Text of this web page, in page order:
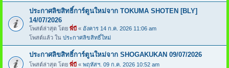
ประกาศลิขสิทธิ์การ์ตูนใหม่จาก TOKUMA SHOTEN [BLY]
14/07/2026
โพสต์ล่าสุด โดย พี่บี « อังคาร 14 ก.ค. 2026 11:06 am
โพสต์แล้ว ใน ประกาศลิขสิทธิ์ใหม่
ประกาศลิขสิทธิ์การ์ตูนใหม่จาก SHOGAKUKAN 09/07/2026
โพสต์ล่าสุด โดย พี่บี « พฤหัสฯ. 09 ก.ค. 2026 10:52 am